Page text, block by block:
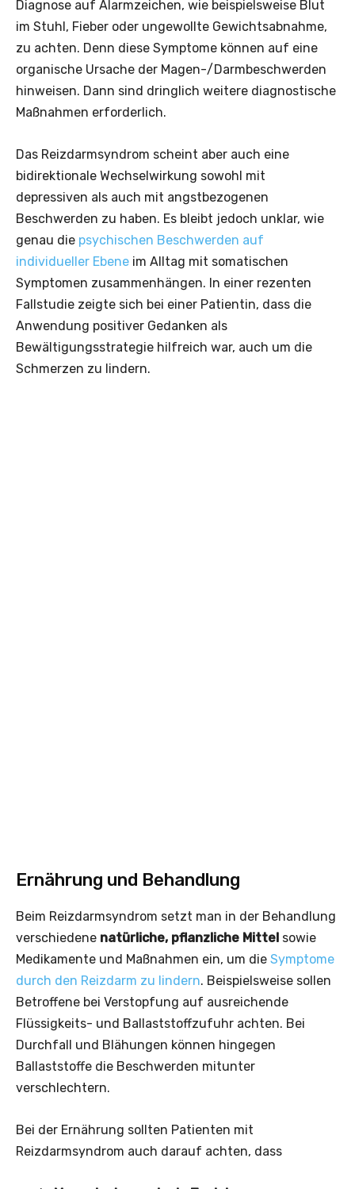
Diagnose auf Alarmzeichen, wie beispielsweise Blut
im Stuhl, Fieber oder ungewollte Gewichtsabnahme,
zu achten. Denn diese Symptome können auf eine
organische Ursache der Magen-/Darmbeschwerden
hinweisen. Dann sind dringlich weitere diagnostische
Maßnahmen erforderlich.
Das Reizdarmsyndrom scheint aber auch eine
bidirektionale Wechselwirkung sowohl mit
depressiven als auch mit angstbezogenen
Beschwerden zu haben. Es bleibt jedoch unklar, wie
genau die psychischen Beschwerden auf
individueller Ebene im Alltag mit somatischen
Symptomen zusammenhängen. In einer rezenten
Fallstudie zeigte sich bei einer Patientin, dass die
Anwendung positiver Gedanken als
Bewältigungsstrategie hilfreich war, auch um die
Schmerzen zu lindern.
Ernährung und Behandlung
Beim Reizdarmsyndrom setzt man in der Behandlung
verschiedene natürliche, pflanzliche Mittel sowie
Medikamente und Maßnahmen ein, um die Symptome
durch den Reizdarm zu lindern. Beispielsweise sollen
Betroffene bei Verstopfung auf ausreichende
Flüssigkeits- und Ballaststoffzufuhr achten. Bei
Durchfall und Blähungen können hingegen
Ballaststoffe die Beschwerden mitunter
verschlechtern.
Bei der Ernährung sollten Patienten mit
Reizdarmsyndrom auch darauf achten, dass